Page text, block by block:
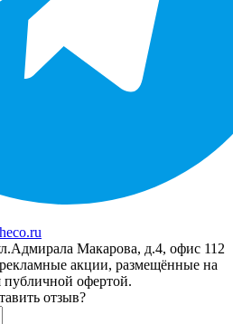
Макарова, д.4, офис 112
акции, размещённые на
публичной офертой.
отзыв?